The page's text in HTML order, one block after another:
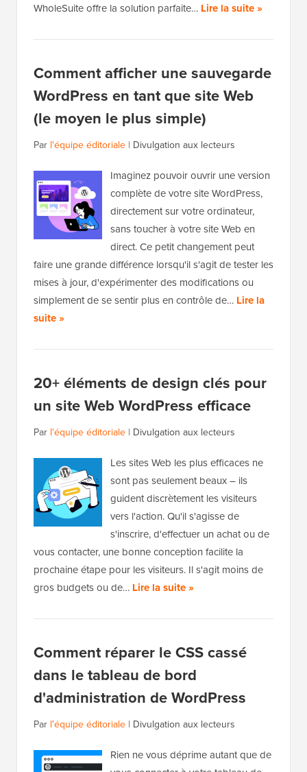
WholeSuite offre la solution parfaite… Lire la suite »
Comment afficher une sauvegarde
WordPress en tant que site Web
(le moyen le plus simple)
Par l'équipe éditoriale | Divulgation aux lecteurs
Imaginez pouvoir ouvrir une version
complète de votre site WordPress,
directement sur votre ordinateur,
sans toucher à votre site Web en
direct. Ce petit changement peut
faire une grande différence lorsqu'il s'agit de tester les
mises à jour, d'expérimenter des modifications ou
simplement de se sentir plus en contrôle de… Lire la
suite »
20+ éléments de design clés pour
un site Web WordPress efficace
Par l'équipe éditoriale | Divulgation aux lecteurs
Les sites Web les plus efficaces ne
sont pas seulement beaux – ils
guident discrètement les visiteurs
vers l'action. Qu'il s'agisse de
s'inscrire, d'effectuer un achat ou de
vous contacter, une bonne conception facilite la
prochaine étape pour les visiteurs. Il s'agit moins de
gros budgets ou de… Lire la suite »
Comment réparer le CSS cassé
dans le tableau de bord
d'administration de WordPress
Par l'équipe éditoriale | Divulgation aux lecteurs
Rien ne vous déprime autant que de